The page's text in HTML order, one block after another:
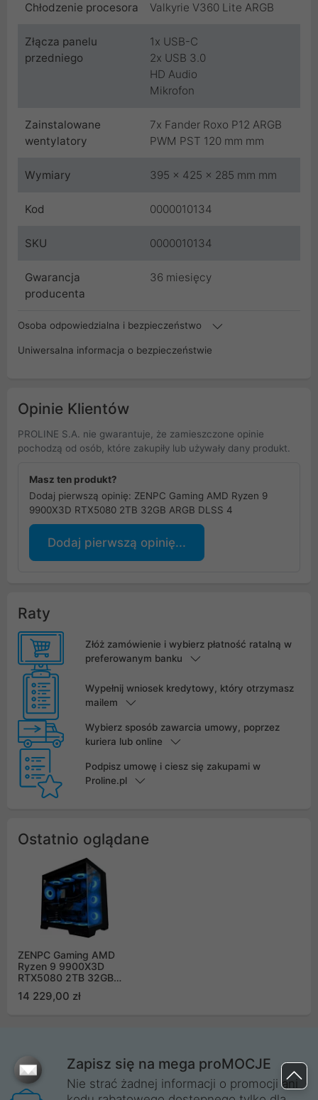
Chłodzenie procesora Valkyrie V360 Lite ARGB
Złącza panelu
przedniego
1x USB-C
2x USB 3.0
HD Audio
Mikrofon
Zainstalowane
wentylatory
7x Fander Roxo P12 ARGB
PWM PST 120 mm mm
Wymiary 395 x 425 x 285 mm mm
Kod 0000010134
SKU 0000010134
Gwarancja
producenta
36 miesięcy
Osoba odpowiedzialna i bezpieczeństwo
Uniwersalna informacja o bezpieczeństwie
Opinie Klientów
PROLINE S.A. nie gwarantuje, że zamieszczone opinie
pochodzą od osób, które zakupiły lub używały dany produkt.
Masz ten produkt?
Dodaj pierwszą opinię: ZENPC Gaming AMD Ryzen 9
9900X3D RTX5080 2TB 32GB ARGB DLSS 4
Dodaj pierwszą opinię...
Raty
Złóż zamówienie i wybierz płatność ratalną w
preferowanym banku
Wypełnij wniosek kredytowy, który otrzymasz
mailem
Wybierz sposób zawarcia umowy, poprzez
kuriera lub online
Podpisz umowę i ciesz się zakupami w
Proline.pl
Ostatnio oglądane
ZENPC Gaming AMD
Ryzen 9 9900X3D
RTX5080 2TB 32GB
14 229,00 zł
Zapisz się na mega proMOCJE
Nie strać żadnej informacji o promocji ani